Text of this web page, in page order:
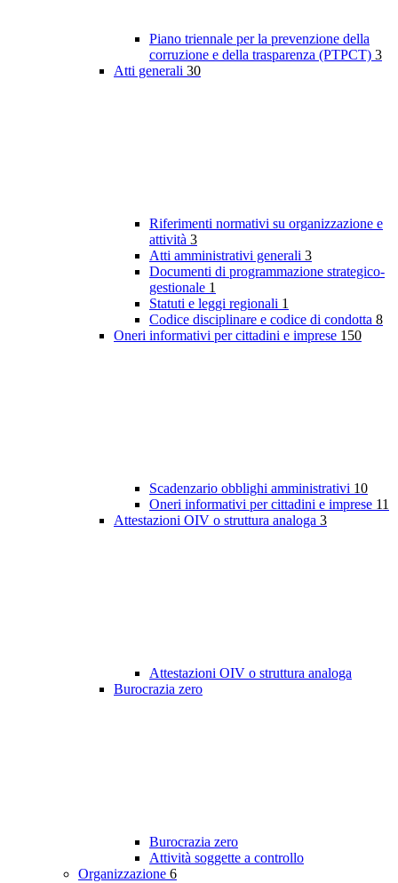
Piano triennale per la prevenzione della
corruzione e della trasparenza (PTPCT) 3
Atti generali 30
Riferimenti normativi su organizzazione e
attività 3
Atti amministrativi generali 3
Documenti di programmazione strategico-
gestionale 1
Statuti e leggi regionali 1
Codice disciplinare e codice di condotta 8
Oneri informativi per cittadini e imprese 150
Scadenzario obblighi amministrativi 10
Oneri informativi per cittadini e imprese 11
Attestazioni OIV o struttura analoga 3
Attestazioni OIV o struttura analoga
Burocrazia zero
Burocrazia zero
Attività soggette a controllo
Organizzazione 6